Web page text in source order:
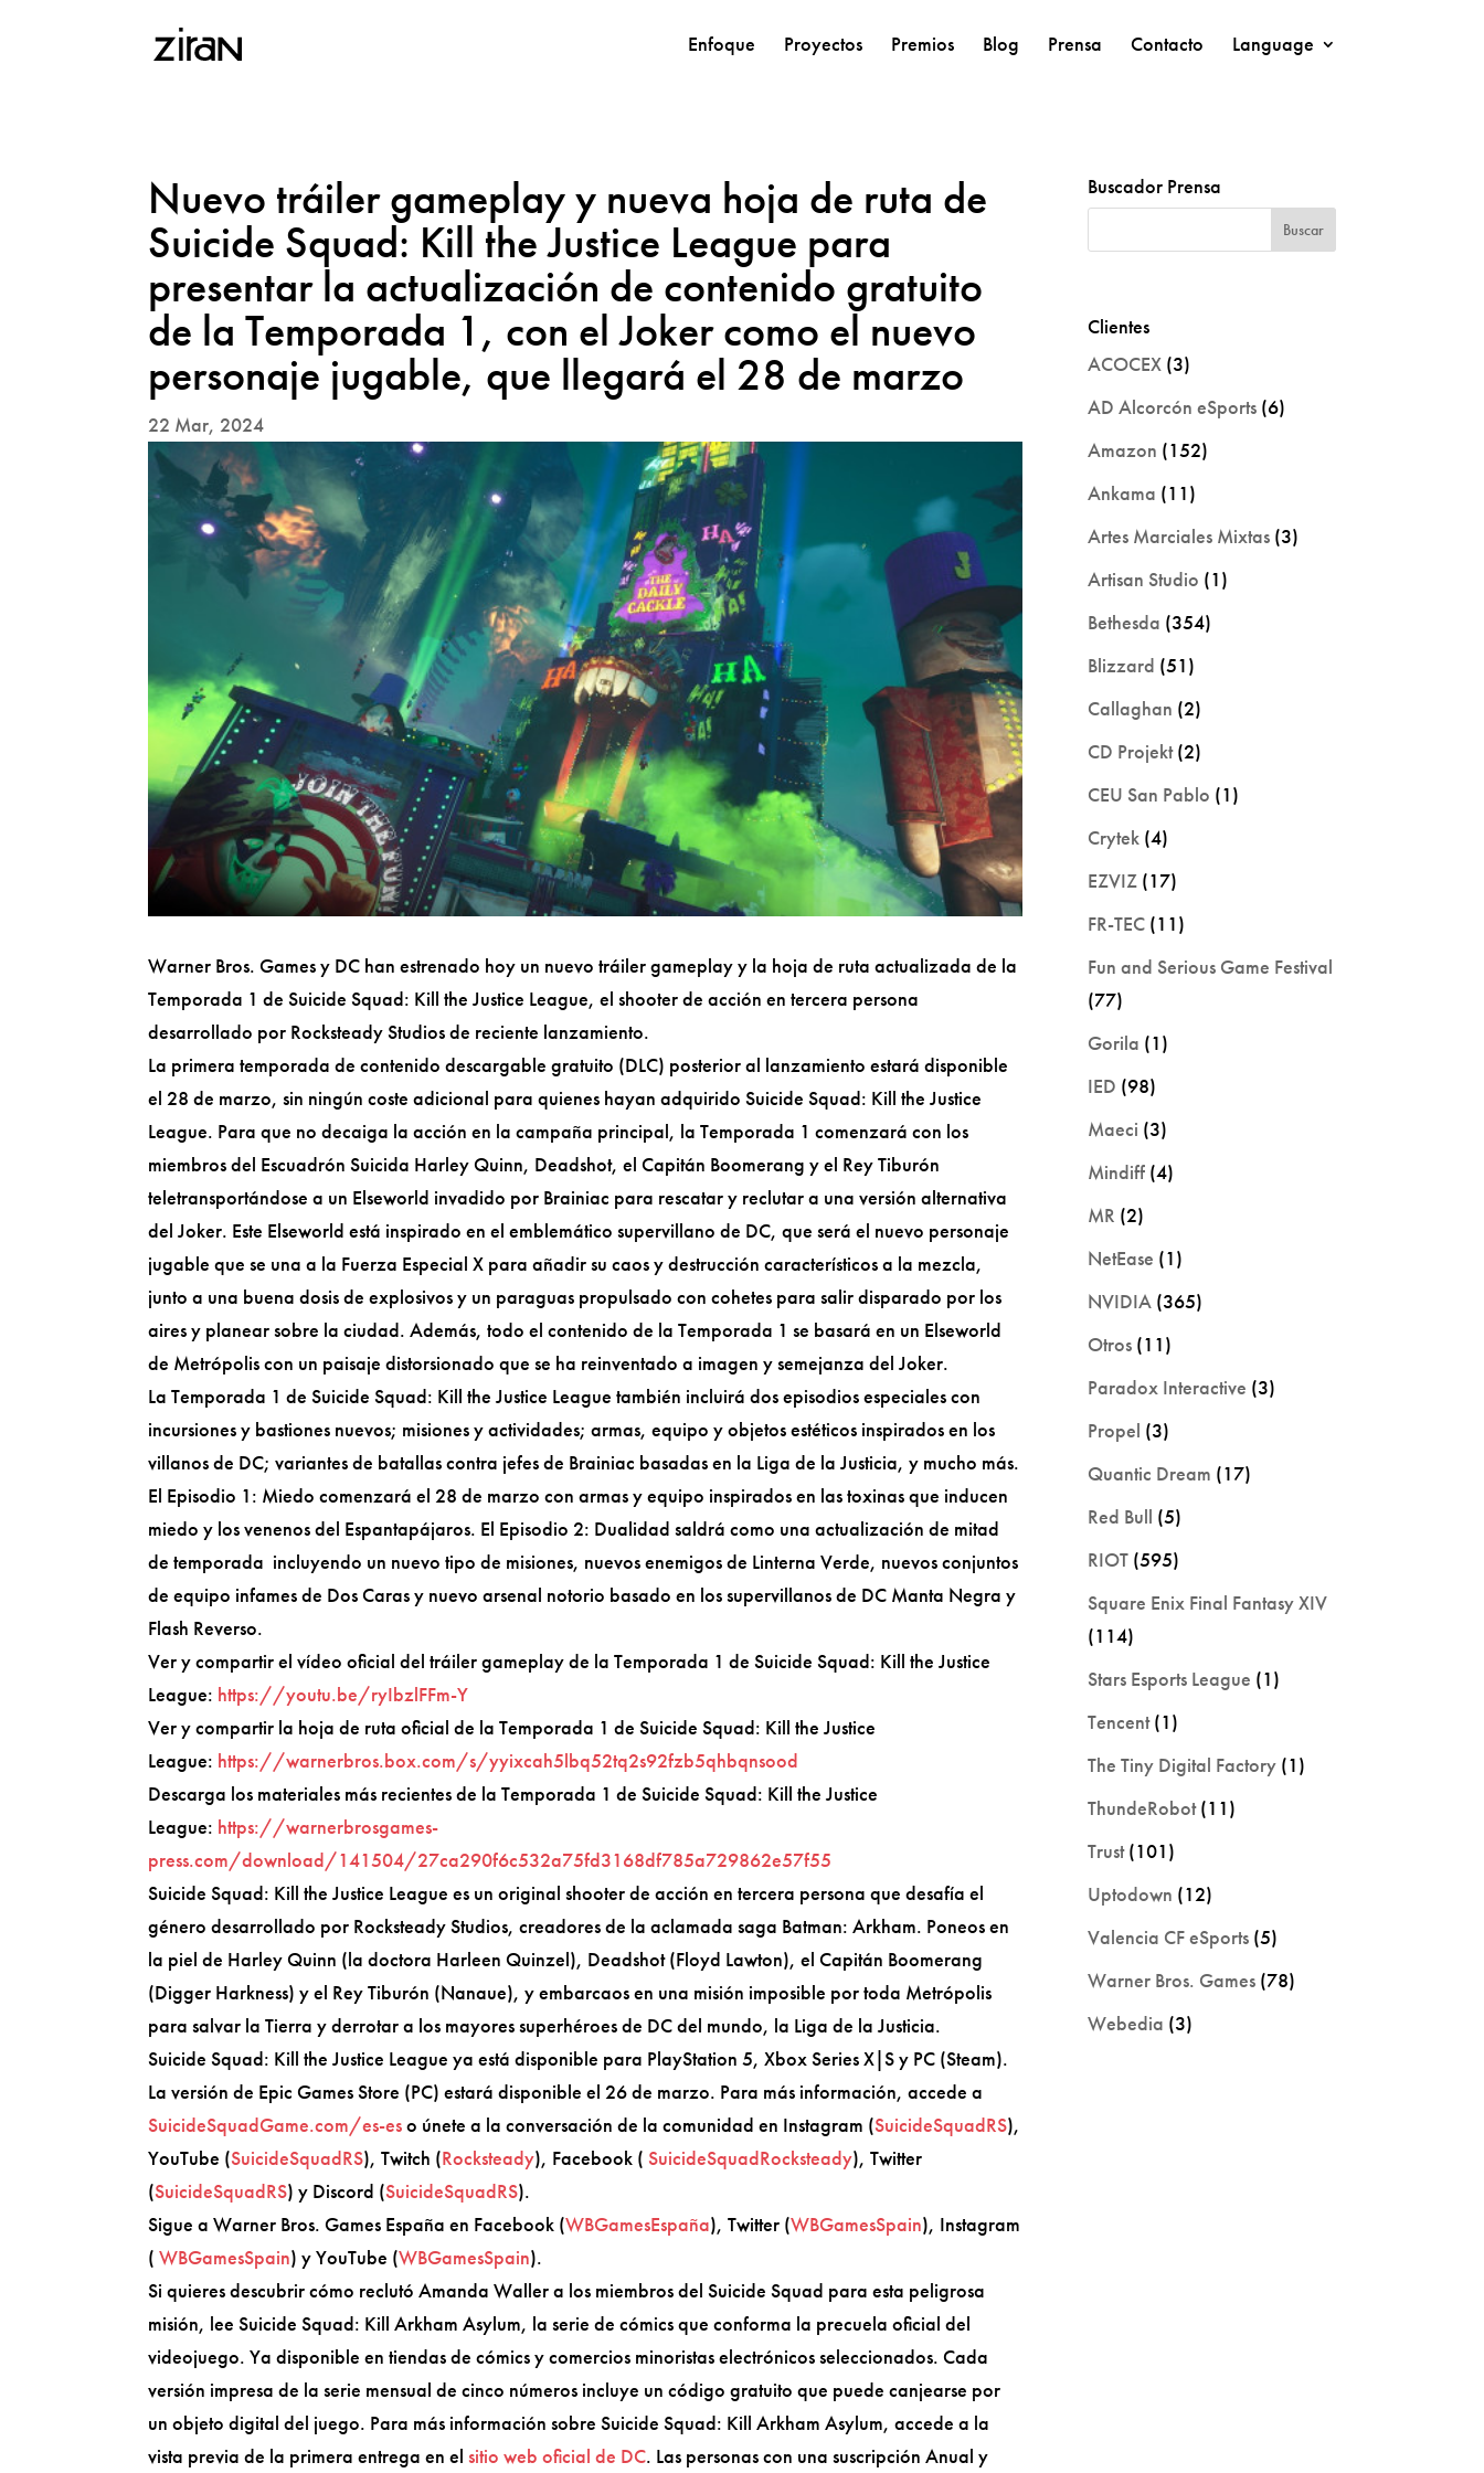
Enfoque Proyectos Premios Blog Prensa Contacto Language
Nuevo tráiler gameplay y nueva hoja de ruta de
Suicide Squad: Kill the Justice League para
presentar la actualización de contenido gratuito
de la Temporada 1, con el Joker como el nuevo
personaje jugable, que llegará el 28 de marzo
22 Mar, 2024
Warner Bros. Games y DC han estrenado hoy un nuevo tráiler gameplay y la hoja de ruta actualizada de la
Temporada 1 de Suicide Squad: Kill the Justice League, el shooter de acción en tercera persona
desarrollado por Rocksteady Studios de reciente lanzamiento.
La primera temporada de contenido descargable gratuito (DLC) posterior al lanzamiento estará disponible
el 28 de marzo, sin ningún coste adicional para quienes hayan adquirido Suicide Squad: Kill the Justice
League. Para que no decaiga la acción en la campaña principal, la Temporada 1 comenzará con los
miembros del Escuadrón Suicida Harley Quinn, Deadshot, el Capitán Boomerang y el Rey Tiburón
teletransportándose a un Elseworld invadido por Brainiac para rescatar y reclutar a una versión alternativa
del Joker. Este Elseworld está inspirado en el emblemático supervillano de DC, que será el nuevo personaje
jugable que se una a la Fuerza Especial X para añadir su caos y destrucción característicos a la mezcla,
junto a una buena dosis de explosivos y un paraguas propulsado con cohetes para salir disparado por los
aires y planear sobre la ciudad. Además, todo el contenido de la Temporada 1 se basará en un Elseworld
de Metrópolis con un paisaje distorsionado que se ha reinventado a imagen y semejanza del Joker.
La Temporada 1 de Suicide Squad: Kill the Justice League también incluirá dos episodios especiales con
incursiones y bastiones nuevos; misiones y actividades; armas, equipo y objetos estéticos inspirados en los
villanos de DC; variantes de batallas contra jefes de Brainiac basadas en la Liga de la Justicia, y mucho más.
El Episodio 1: Miedo comenzará el 28 de marzo con armas y equipo inspirados en las toxinas que inducen
miedo y los venenos del Espantapájaros. El Episodio 2: Dualidad saldrá como una actualización de mitad
de temporada incluyendo un nuevo tipo de misiones, nuevos enemigos de Linterna Verde, nuevos conjuntos
de equipo infames de Dos Caras y nuevo arsenal notorio basado en los supervillanos de DC Manta Negra y
Flash Reverso.
Ver y compartir el vídeo oficial del tráiler gameplay de la Temporada 1 de Suicide Squad: Kill the Justice
League: https://youtu.be/ryIbzlFFm-Y
Ver y compartir la hoja de ruta oficial de la Temporada 1 de Suicide Squad: Kill the Justice
League: https://warnerbros.box.com/s/yyixcah5lbq52tq2s92fzb5qhbqnsood
Descarga los materiales más recientes de la Temporada 1 de Suicide Squad: Kill the Justice
League: https://warnerbrosgames-
press.com/download/141504/27ca290f6c532a75fd3168df785a729862e57f55
Suicide Squad: Kill the Justice League es un original shooter de acción en tercera persona que desafía el
género desarrollado por Rocksteady Studios, creadores de la aclamada saga Batman: Arkham. Poneos en
la piel de Harley Quinn (la doctora Harleen Quinzel), Deadshot (Floyd Lawton), el Capitán Boomerang
(Digger Harkness) y el Rey Tiburón (Nanaue), y embarcaos en una misión imposible por toda Metrópolis
para salvar la Tierra y derrotar a los mayores superhéroes de DC del mundo, la Liga de la Justicia.
Suicide Squad: Kill the Justice League ya está disponible para PlayStation 5, Xbox Series X|S y PC (Steam).
La versión de Epic Games Store (PC) estará disponible el 26 de marzo. Para más información, accede a
SuicideSquadGame.com/es-eso únete a la conversación de la comunidad en Instagram (SuicideSquadRS),
YouTube (SuicideSquadRS), Twitch (Rocksteady), Facebook (SuicideSquadRocksteady), Twitter
(SuicideSquadRS) y Discord (SuicideSquadRS).
Sigue a Warner Bros. Games España en Facebook (WBGamesEspaña), Twitter (WBGamesSpain), Instagram
(WBGamesSpain) y YouTube (WBGamesSpain).
Si quieres descubrir cómo reclutó Amanda Waller a los miembros del Suicide Squad para esta peligrosa
misión, lee Suicide Squad: Kill Arkham Asylum, la serie de cómics que conforma la precuela oficial del
videojuego. Ya disponible en tiendas de cómics y comercios minoristas electrónicos seleccionados. Cada
versión impresa de la serie mensual de cinco números incluye un código gratuito que puede canjearse por
un objeto digital del juego. Para más información sobre Suicide Squad: Kill Arkham Asylum, accede a la
vista previa de la primera entrega en el sitio web oficial de DC. Las personas con una suscripción Anual y
Buscador Prensa
Clientes
ACOCEX (3)
AD Alcorcón eSports (6)
Amazon (152)
Ankama (11)
Artes Marciales Mixtas (3)
Artisan Studio (1)
Bethesda (354)
Blizzard (51)
Callaghan (2)
CD Projekt(2)
CEU San Pablo (1)
Crytek (4)
EZVIZ (17)
FR-TEC (11)
Fun and Serious Game Festival
(77)
Gorila (1)
IED (98)
Maeci (3)
Mindiff (4)
MR (2)
NetEase (1)
NVIDIA (365)
Otros (11)
Paradox Interactive (3)
Propel (3)
Quantic Dream (17)
Red Bull (5)
RIOT (595)
Square Enix Final Fantasy XIV
(114)
Stars Esports League (1)
Tencent(1)
The Tiny Digital Factory (1)
ThundeRobot(11)
Trust(101)
Uptodown (12)
Valencia CF eSports (5)
Warner Bros. Games (78)
Webedia (3)